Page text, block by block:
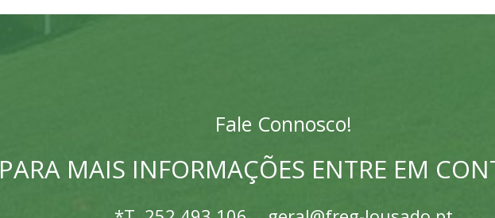
Fale Connosco!
PARA MAIS INFORMAÇÕES ENTRE EM